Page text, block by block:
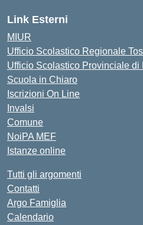
Link Esterni
MIUR
Ufficio Scolastico Regionale
Ufficio Scolastico Provinciale di
Scuola in Chiaro
Iscrizioni On Line
Invalsi
Comune
NoiPA MEF
Istanze online
Tutti gli argomenti
Contatti
Argo Famiglia
Calendario